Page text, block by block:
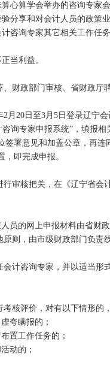
算学会举办的咨询专家会
享和对会计人员的政策业
询专家其它相关工作任务
当利益。
政部门审核、省财政厅聘
20日至3月5日登录辽宁会
询专家申报系统”，填报
署意见和加盖公章，再连
即完成申报。
审核把关，在《辽宁省会
的网上申报材料由省财政
则，由市级财政部门负责
咨询专家，并以适当形
评价，对有以下情形的，
夸瞒报的；
置工作任务的；
动的；